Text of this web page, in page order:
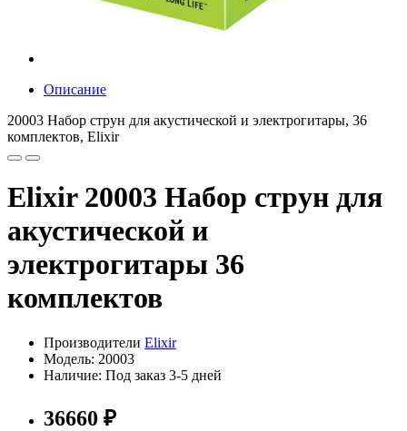
Описание
20003 Набор струн для акустической и электрогитары, 36
комплектов, Elixir
Elixir 20003 Набор струн для
акустической и
электрогитары 36
комплектов
Производители Elixir
Модель: 20003
Наличие: Под заказ 3-5 дней
36660 ₽